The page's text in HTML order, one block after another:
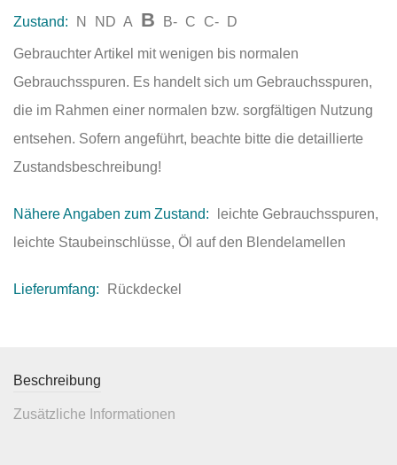
Zustand: N ND A B B- C C- D
Gebrauchter Artikel mit wenigen bis normalen
Gebrauchsspuren. Es handelt sich um Gebrauchsspuren,
die im Rahmen einer normalen bzw. sorgfältigen Nutzung
entsehen. Sofern angeführt, beachte bitte die detaillierte
Zustandsbeschreibung!
Nähere Angaben zum Zustand:
leichte Gebrauchsspuren,
leichte Staubeinschlüsse, Öl auf den Blendelamellen
Lieferumfang: Rückdeckel
Beschreibung
Zusätzliche Informationen